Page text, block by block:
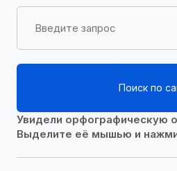
Поиск по
Увидели орфографическую
Выделите её мышью и